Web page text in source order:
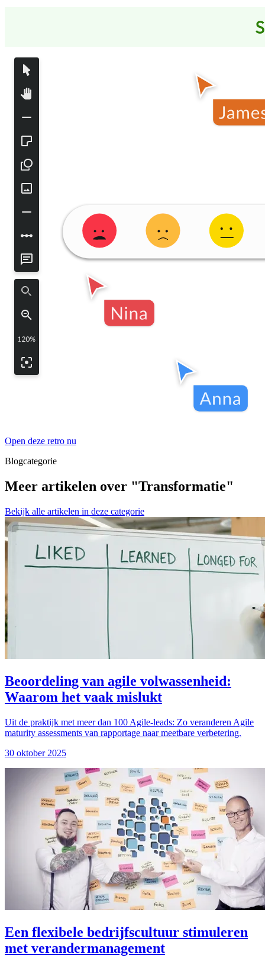
Open deze retro nu
Blogcategorie
Meer artikelen over "Transformatie"
Bekijk alle artikelen in deze categorie
Beoordeling van agile volwassenheid:
Waarom het vaak mislukt
Uit de praktijk met meer dan 100 Agile-leads: Zo veranderen Agile
maturity assessments van rapportage naar meetbare verbetering.
30 oktober 2025
Een flexibele bedrijfscultuur stimuleren
met verandermanagement